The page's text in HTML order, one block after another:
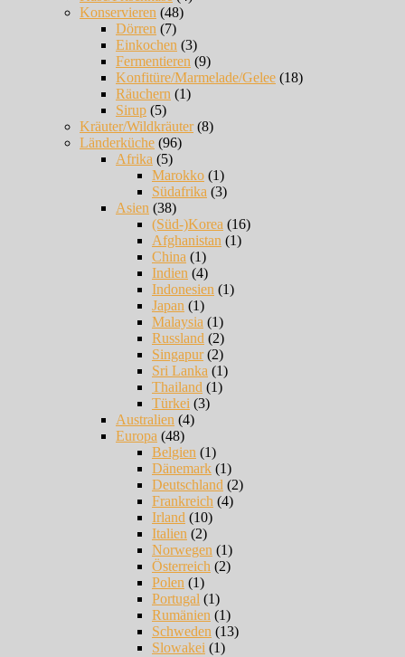
Konservieren (48)
Dörren (7)
Einkochen (3)
Fermentieren (9)
Konfitüre/Marmelade/Gelee (18)
Räuchern (1)
Sirup (5)
Kräuter/Wildkräuter(8)
Länderküche (96)
Afrika (5)
Marokko (1)
Südafrika (3)
Asien (38)
(Süd-)Korea (16)
Afghanistan (1)
China (1)
Indien (4)
Indonesien (1)
Japan (1)
Malaysia (1)
Russland (2)
Singapur(2)
Sri Lanka (1)
Thailand (1)
Türkei (3)
Australien (4)
Europa (48)
Belgien (1)
Dänemark (1)
Deutschland (2)
Frankreich (4)
Irland (10)
Italien (2)
Norwegen (1)
Österreich (2)
Polen (1)
Portugal (1)
Rumänien (1)
Schweden (13)
Slowakei (1)